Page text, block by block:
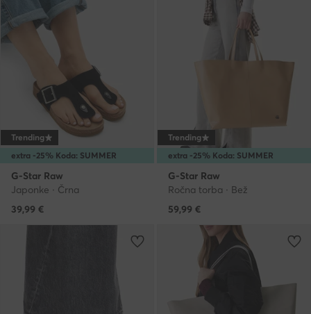
extra -25% Koda: SUMMER
Trending
G-Star Raw
Japonke · Črna
39,99 €
extra -25% Koda: SUMMER
Trending
G-Star Raw
Ročna torba · Bež
59,99 €